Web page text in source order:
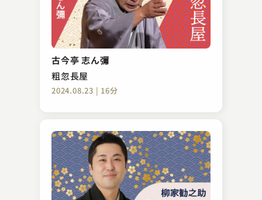
古今亭 志ん彌
粗忽長屋
2024.08.23 | 16分